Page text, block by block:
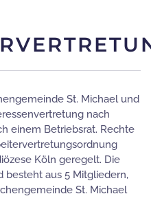
St. Michael und
nach
einem Betriebsrat. Rechte
Köln geregelt. Die
besteht aus 5 Mitgliedern,
St. Michael